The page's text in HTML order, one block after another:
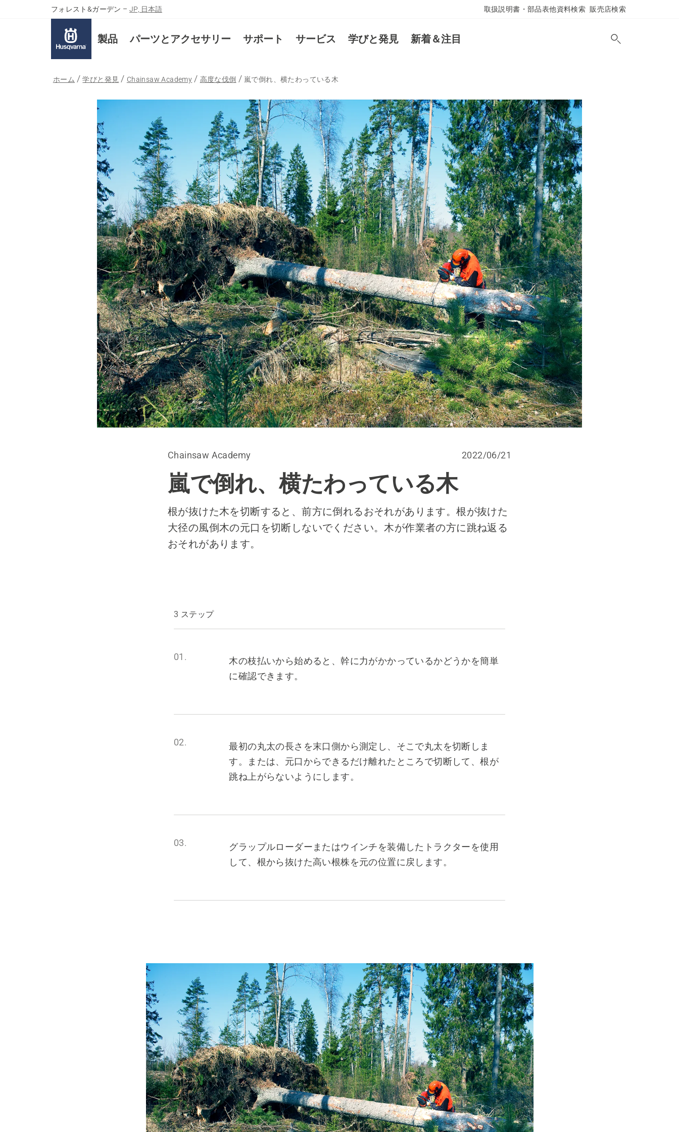
フォレスト&ガーデン – JP, 日本語 取扱説明書・部品表他資料検索 販売店検索
製品 パーツとアクセサリー サポート サービス 学びと発見 新着＆注目
ホーム 学びと発見 Chainsaw Academy 高度な伐倒 嵐で倒れ、横たわっている木
Chainsaw Academy 2022/06/21
嵐で倒れ、横たわっている木
根が抜けた木を切断すると、前方に倒れるおそれがあります。根が抜けた
大径の風倒木の元口を切断しないでください。木が作業者の方に跳ね返る
おそれがあります。
3 ステップ
01.
木の枝払いから始めると、幹に力がかかっているかどうかを簡単
に確認できます。
02.
最初の丸太の長さを末口側から測定し、そこで丸太を切断しま
す。または、元口からできるだけ離れたところで切断して、根が
跳ね上がらないようにします。
03.
グラップルローダーまたはウインチを装備したトラクターを使用
して、根から抜けた高い根株を元の位置に戻します。